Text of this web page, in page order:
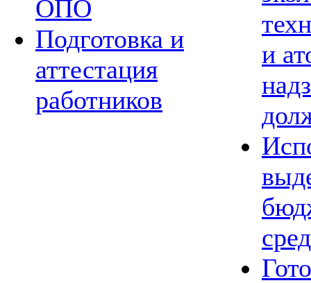
ОПО
Подготовка и
аттестация
работников
и